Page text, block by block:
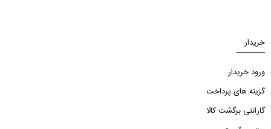
خریدار
ورود خریدار
گزینه های پرداخت
گارانتی برگشت کالا